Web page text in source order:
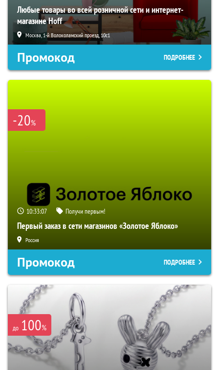
Любые товары во всей розничной сети и интернет-
магазине Hoff
Москва, 1-й Волоколамский проезд, 10с1
Промокод ПОДРОБНЕЕ
-20%
10:33:06 Получи первым!
Первый заказ в сети магазинов «Золотое Яблоко»
Россия
Промокод ПОДРОБНЕЕ
до 100%